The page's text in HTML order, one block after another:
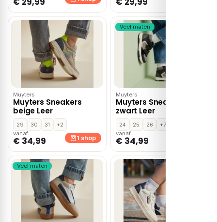
Muyters
Muyters Sneakers
beige Leer
29 30 31
+2
vanaf
€ 34,99 1 shop
Veel maten
Muyters
Muyters Sneakers
zwart Leer
24 25 26
+7
vanaf
€ 34,99
Veel maten